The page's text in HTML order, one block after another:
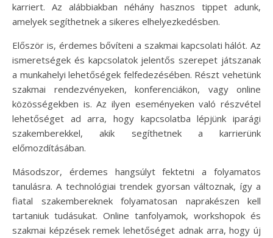
karriert. Az alábbiakban néhány hasznos tippet adunk,
amelyek segíthetnek a sikeres elhelyezkedésben.
Először is, érdemes bővíteni a szakmai kapcsolati hálót. Az
ismeretségek és kapcsolatok jelentős szerepet játszanak
a munkahelyi lehetőségek felfedezésében. Részt vehetünk
szakmai rendezvényeken, konferenciákon, vagy online
közösségekben is. Az ilyen eseményeken való részvétel
lehetőséget ad arra, hogy kapcsolatba lépjünk iparági
szakemberekkel, akik segíthetnek a karrierünk
előmozdításában.
Másodszor, érdemes hangsúlyt fektetni a folyamatos
tanulásra. A technológiai trendek gyorsan változnak, így a
fiatal szakembereknek folyamatosan naprakészen kell
tartaniuk tudásukat. Online tanfolyamok, workshopok és
szakmai képzések remek lehetőséget adnak arra, hogy új